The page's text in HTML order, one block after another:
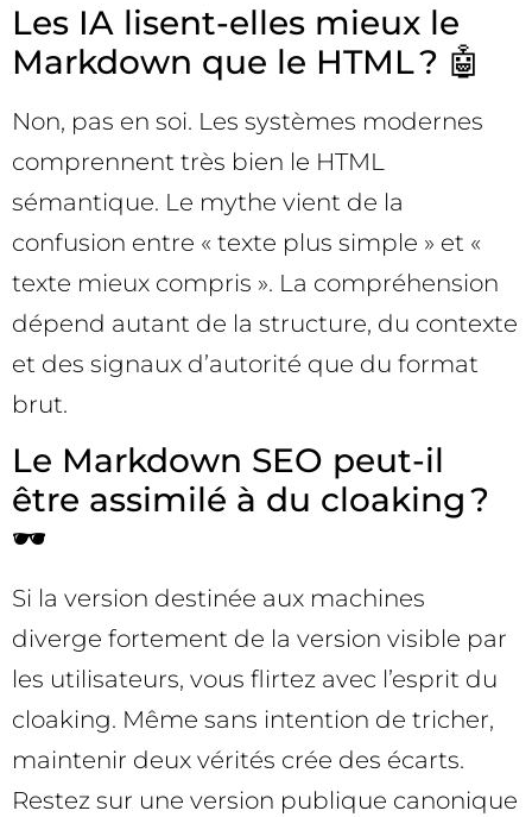
Les IA lisent-elles mieux le
Markdown que le HTML ? 🤖
Non, pas en soi. Les systèmes modernes
comprennent très bien le HTML
sémantique. Le mythe vient de la
confusion entre « texte plus simple » et «
texte mieux compris ». La compréhension
dépend autant de la structure, du contexte
et des signaux d’autorité que du format
brut.
Le Markdown SEO peut-il
être assimilé à du cloaking ?
🕶️
Si la version destinée aux machines
diverge fortement de la version visible par
les utilisateurs, vous flirtez avec l’esprit du
cloaking. Même sans intention de tricher,
maintenir deux vérités crée des écarts.
Restez sur une version publique canonique